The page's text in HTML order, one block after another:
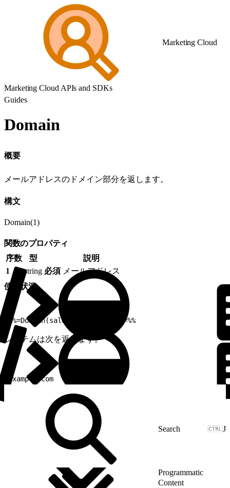
Marketing Cloud
Marketing Cloud APIs and SDKs
Guides
Domain
概要
メールアドレスのドメイン部分を返します。
構文
Domain(1)
関数のプロパティ
序数
型
説明
1
string 必須 メールアドレス
使用状況
%%=Domain(sales@example.com)=%%
システムは次を返します。
example.com
J
Programmatic
Content